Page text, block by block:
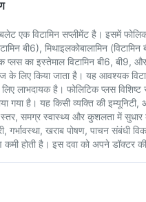
एक विटामिन सप्लीमेंट है। इसमें
बी6), मिथाइलकोबालामिन
प्लस का इस्तेमाल विटामिन बी6, बी9,
के लिए किया जाता है। यह आवश्यक
लाभदायक है। फोलिटिक प्लस
गया है। यह किसी व्यक्ति की
स्तर, समग्र स्वास्थ्य और कुशलता में
गर्भावस्था, खराब पोषण, पाचन संबंधी
कमी होती है। इस दवा को अपने डॉक्टर